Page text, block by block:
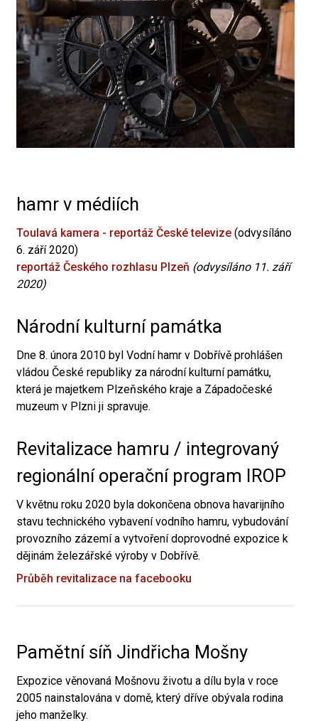
hamr v médiích
Toulavá kamera - reportáž České televize (odvysíláno
6. září 2020)
reportáž Českého rozhlasu Plzeň (odvysíláno 11. září
2020)
Národní kulturní památka
Dne 8. února 2010 byl Vodní hamr v Dobřívě prohlášen
vládou České republiky za národní kulturní památku,
která je majetkem Plzeňského kraje a Západočeské
muzeum v Plzni ji spravuje.
Revitalizace hamru / integrovaný
regionální operační program IROP
V květnu roku 2020 byla dokončena obnova havarijního
stavu technického vybavení vodního hamru, vybudování
provozního zázemí a vytvoření doprovodné expozice k
dějinám železářské výroby v Dobřívě.
Průběh revitalizace na facebooku
Pamětní síň Jindřicha Mošny
Expozice věnovaná Mošnovu životu a dílu byla v roce
2005 nainstalována v domě, který dříve obývala rodina
jeho manželky.